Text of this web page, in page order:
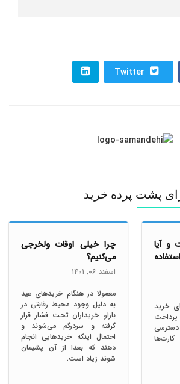
پشت پرده خرید
چرا خیلی اوقات ولخرجی
می‌کنیم؟
اسفند ۰۶, ١۴۰١
معمولا در هنگام خریدهای عید
به دلیل وجود محیط رقابتی در
بازار، خریداران تحت فشار قرار
گرفته و سردرگم می‌شوند و
احتمال اینکه خریدهایی انجام
دهند که بعدا از آن پشیمان
شوند زیاد است.
و آیا
خرید
دسترسی